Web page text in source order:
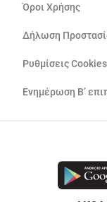
Όροι Χρήσης
Δήλωση
Ρυθμίσεις Cookies
Ενημέρωση Β’